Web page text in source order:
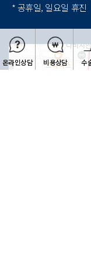
* 공휴일, 일요일 휴진
온라인상담 비용상담 수